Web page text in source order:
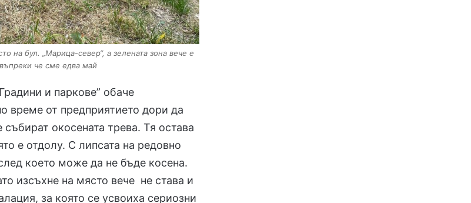
на бул. „Марица-север“, а зелената зона вече е
че сме едва май
и паркове” обаче
време от предприятието дори да
окосената трева. Тя остава
е отдолу. С липсата на редовно
което може да не бъде косена.
изсъхне на място вече не става и
за която се усвоиха сериозни